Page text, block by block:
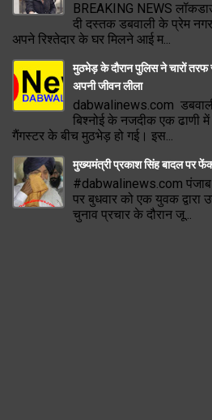
BREAKING NEWS
दी दस्तक डबवाली के प्रेम
अपने रिश्तेदार के घर मिलने आई म...
मुठभेड़ के दौरान पुलिस ने चारों तरफ
अपनी जीवन लीला
dabwalinews.com
बिश्नोई के नजदीक एक ढाणी
गैंगस्टर के बीच मुठभेड़ हो गई। इस...
मुख्यमंत्री प्रकाश सिंह बादल पर
#dabwalinews.com
पर बुधवार को एक युवक द्वारा
चुनाव प्रचार के दौरान जू...